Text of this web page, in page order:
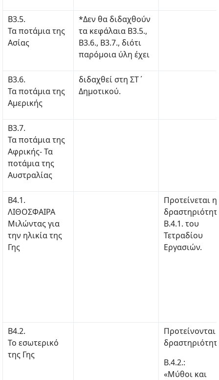
Β3.5.
Τα ποτάμια της
Ασίας
*Δεν θα διδαχθούν
τα κεφάλαια Β3.5.,
Β3.6., Β3.7., διότι
παρόμοια ύλη έχει
Β3.6.
Τα ποτάμια της
Αμερικής
διδαχθεί στη ΣΤ΄
Δημοτικού.
Β3.7.
Τα ποτάμια της
Αφρικής- Τα
ποτάμια της
Αυστραλίας
Β4.1.
ΛΙΘΟΣΦΑΙΡΑ
Μιλώντας για
την ηλικία της
Γης
Προτείνεται η
Β.4.1. του
Τετραδίου
Εργασιών.
Β4.2.
Το εσωτερικό
της Γης
Προτείνονται
Β.4.2.:
«Μύθοι και